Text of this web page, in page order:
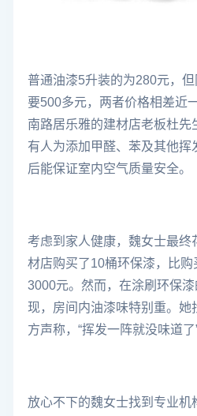
普通油漆5升装的为280元，
要500多元，两者价格相差近
南路居乐雅的建材店老板杜先
有人为添加甲醛、苯及其他挥
后能保证室内空气质量安全。
考虑到家人健康，魏女士最终
材店购买了10桶环保漆，比
3000元。然而，在涂刷环保
现，房间内油漆味特别重。她
方声称，“挥发一阵就没味道了”
放心不下的魏女士找到专业机